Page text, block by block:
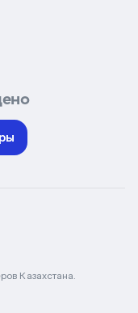
Казахстана.